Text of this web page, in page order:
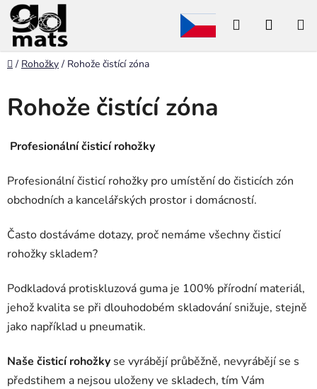
Přejít
na
obsah
Hledat
Domů
/ Rohožky / Rohože čistící zóna
Rohože čistící zóna
Profesionální čisticí rohožky
Profesionální čisticí rohožky pro umístění do čisticích zón
obchodních a kancelářských prostor i domácností.
Často dostáváme dotazy, proč nemáme všechny čisticí
rohožky skladem?
Podkladová protiskluzová guma je 100% přírodní materiál,
jehož kvalita se při dlouhodobém skladování snižuje, stejně
jako například u pneumatik.
Naše čisticí rohožky se vyrábějí průběžně, nevyrábějí se s
předstihem a nejsou uloženy ve skladech, tím Vám